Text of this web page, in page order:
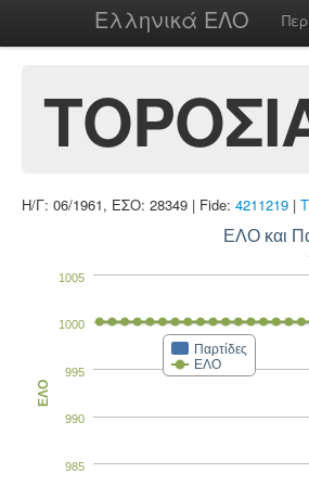
Ελληνικά ΕΛΟ
Η/Γ: 06/1961, ΕΣΟ: 28349 | Fide: 4211219 |
ΕΛΟ και
Παρτίδες
ΕΛΟ
985
990
995
1000
1005
ΕΛΟ